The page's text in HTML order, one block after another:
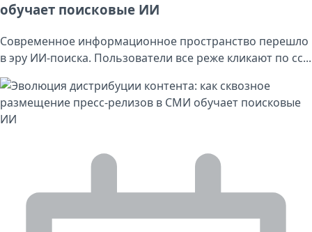
обучает поисковые ИИ
Современное информационное пространство перешло
в эру ИИ-поиска. Пользователи все реже кликают по сс...